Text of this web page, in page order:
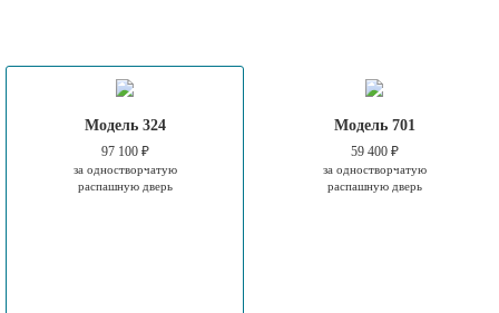
Модель 324
97 100 ₽
за одностворчатую
распашную дверь
Модель 701
59 400 ₽
за одностворчатую
распашную дверь